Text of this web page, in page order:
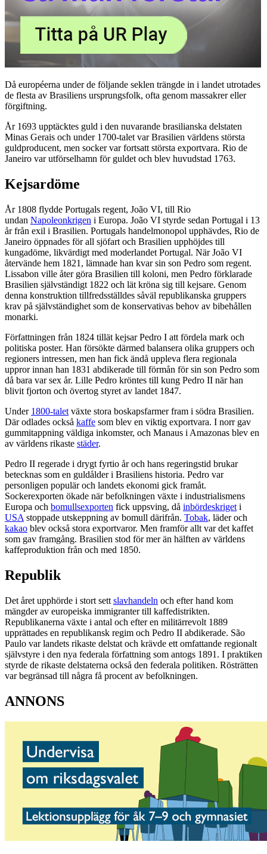
Då européerna under de följande seklen trängde in i landet utrotades
de flesta av Brasiliens ursprungsfolk, ofta genom massakrer eller
förgiftning.
År 1693 upptäcktes guld i den nuvarande brasilianska delstaten
Minas Gerais och under 1700-talet var Brasilien världens största
guldproducent, men socker var fortsatt största exportvara. Rio de
Janeiro var utförselhamn för guldet och blev huvudstad 1763.
Kejsardöme
År 1808 flydde Portugals regent, João VI, till Rio
undan Napoleonkrigen i Europa. João VI styrde sedan Portugal i 13
år från exil i Brasilien. Portugals handelmonopol upphävdes, Rio de
Janeiro öppnades för all sjöfart och Brasilien upphöjdes till
kungadöme, likvärdigt med moderlandet Portugal. När João VI
återvände hem 1821, lämnade han kvar sin son Pedro som regent.
Lissabon ville åter göra Brasilien till koloni, men Pedro förklarade
Brasilien självständigt 1822 och lät kröna sig till kejsare. Genom
denna konstruktion tillfredsställdes såväl republikanska gruppers
krav på självständighet som de konservativas behov av bibehållen
monarki.
Författningen från 1824 tillät kejsar Pedro I att fördela mark och
politiska poster. Han försökte därmed balansera olika gruppers och
regioners intressen, men han fick ändå uppleva flera regionala
uppror innan han 1831 abdikerade till förmån för sin son Pedro som
då bara var sex år. Lille Pedro kröntes till kung Pedro II när han
blivit fjorton och övertog styret av landet 1847.
Under 1800-talet växte stora boskapsfarmer fram i södra Brasilien.
Där odlades också kaffe som blev en viktig exportvara. I norr gav
gummitappning väldiga inkomster, och Manaus i Amazonas blev en
av världens rikaste städer.
Pedro II regerade i drygt fyrtio år och hans regeringstid brukar
betecknas som en guldålder i Brasiliens historia. Pedro var
personligen populär och landets ekonomi gick framåt.
Sockerexporten ökade när befolkningen växte i industrialismens
Europa och bomullsexporten fick uppsving, då inbördeskriget i
USA stoppade utskeppning av bomull därifrån. Tobak, läder och
kakao blev också stora exportvaror. Men framför allt var det kaffet
som gav framgång. Brasilien stod för mer än hälften av världens
kaffeproduktion från och med 1850.
Republik
Det året upphörde i stort sett slavhandeln och efter hand kom
mängder av europeiska immigranter till kaffedistrikten.
Republikanerna växte i antal och efter en militärrevolt 1889
upprättades en republikansk regim och Pedro II abdikerade. São
Paulo var landets rikaste delstat och krävde ett omfattande regionalt
självstyre i den nya federala författning som antogs 1891. I praktiken
styrde de rikaste delstaterna också den federala politiken. Rösträtten
var begränsad till några få procent av befolkningen.
ANNONS